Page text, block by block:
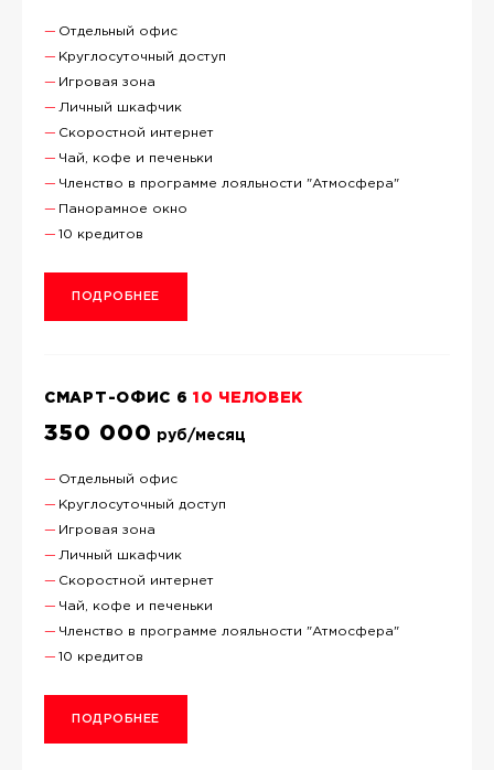
Отдельный офис
Круглосуточный доступ
Игровая зона
Личный шкафчик
Скоростной интернет
Чай, кофе и печеньки
Членство в программе лояльности "Атмосфера"
Панорамное окно
10 кредитов
ПОДРОБНЕЕ
СМАРТ-ОФИС 610 ЧЕЛОВЕК
350 000 руб/месяц
Отдельный офис
Круглосуточный доступ
Игровая зона
Личный шкафчик
Скоростной интернет
Чай, кофе и печеньки
Членство в программе лояльности "Атмосфера"
10 кредитов
ПОДРОБНЕЕ